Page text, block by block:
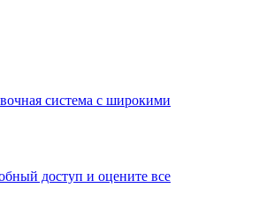
система с широкими
доступ и оцените все